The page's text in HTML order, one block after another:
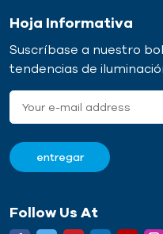
Hoja Informativa
Suscríbase a nuestro
tendencias de
Follow Us At